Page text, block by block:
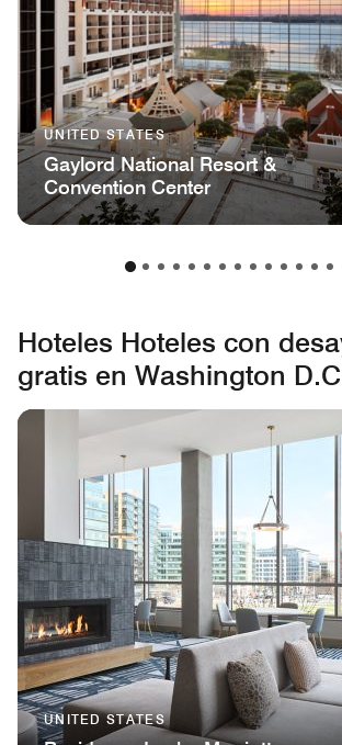
UNITED STATES
Gaylord National Resort &
Convention Center
Hoteles Hoteles con
gratis en Washington
UNITED STATES